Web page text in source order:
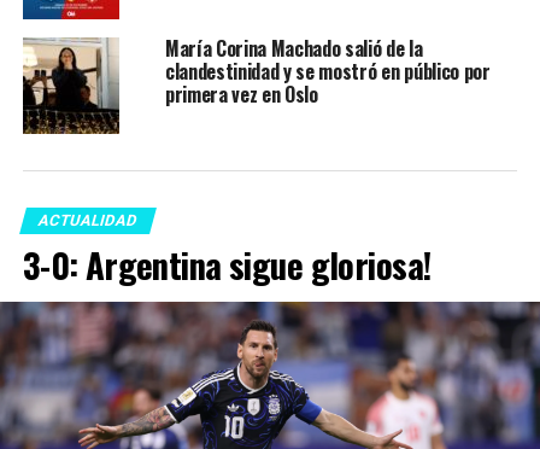
María Corina Machado salió de la
clandestinidad y se mostró en público por
primera vez en Oslo
ACTUALIDAD
3-0: Argentina sigue gloriosa!